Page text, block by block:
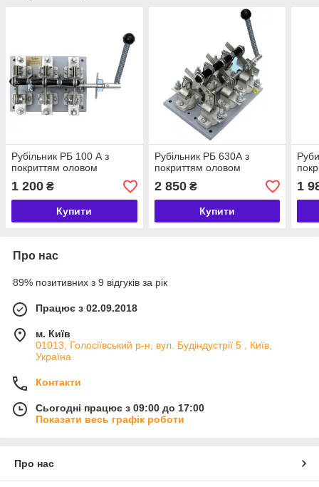
Рубільник РБ 100 А з
покриттям оловом
1 200 ₴
Купити
Рубільник РБ 630А з
покриттям оловом
2 850₴
Купити
1
Про нас
89% позитивних з 9 відгуків за рік
Працює з 02.09.2018
м. Київ
01013, Голосіївський р-н, вул. Будіндустрії 5 , Київ,
Україна
Контакти
Сьогодні працює з 09:00 до 17:00
Показати весь графік роботи
Про нас